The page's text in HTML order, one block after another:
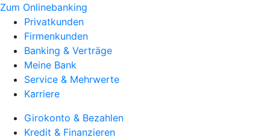
Zum Onlinebanking
Privatkunden
Firmenkunden
Banking & Verträge
Meine Bank
Service & Mehrwerte
Karriere
Girokonto & Bezahlen
Kredit & Finanzieren